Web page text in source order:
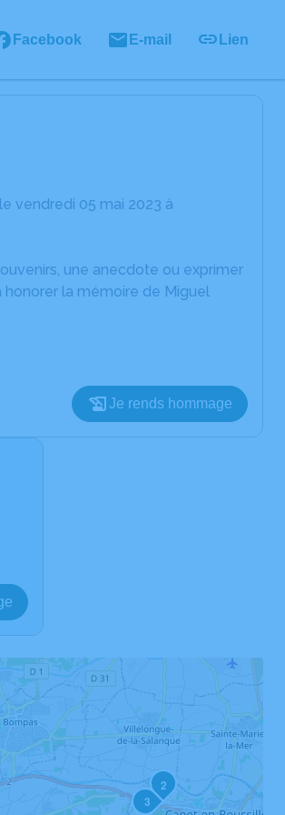
Facebook E-mail Lien
vendredi 05 mai 2023 à
une anecdote ou exprimer
la mémoire de Miguel
Je rends hommage
2
3